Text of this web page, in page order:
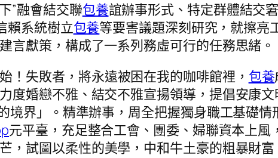
”融會結交聯包養誼辦事形式、特定群體結交
賴系統樹立包養等要害議題深刻研究，就擦亮
言獻策，構成了一系列務虛可行的任務思緒。
！失敗者，將永遠被困在我的咖啡館裡， 包養
度婚戀不雅、結交不雅宣揚領導，提倡安康
境界」。精準辦事，周全把握獨身職工基礎
元平臺，充足整合工會、團委、婦聯資本上
，試圖以柔性的美學，中和牛土豪的粗暴財